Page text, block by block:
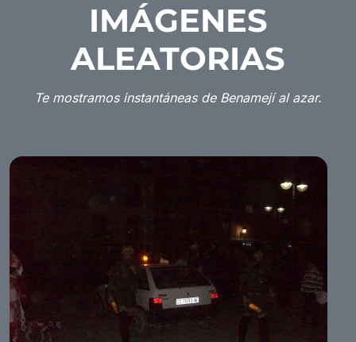
IMÁGENES
ALEATORIAS
Te mostramos instantáneas de Benamejí al azar.